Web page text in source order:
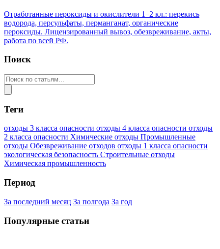
Отработанные пероксиды и окислители 1–2 кл.: перекись
водорода, персульфаты, перманганат, органические
пероксиды. Лицензированный вывоз, обезвреживание, акты,
работа по всей РФ.
Поиск
Теги
отходы 3 класса опасности отходы 4 класса опасности отходы
2 класса опасности Химические отходы Промышленные
отходы Обезвреживание отходов отходы 1 класса опасности
экологическая безопасность Строительные отходы
Химическая промышленность
Период
За последний месяц За полгода За год
Популярные статьи